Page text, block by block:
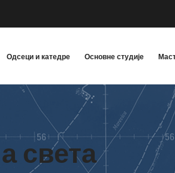
Одсеци и катедре Основне студије
света